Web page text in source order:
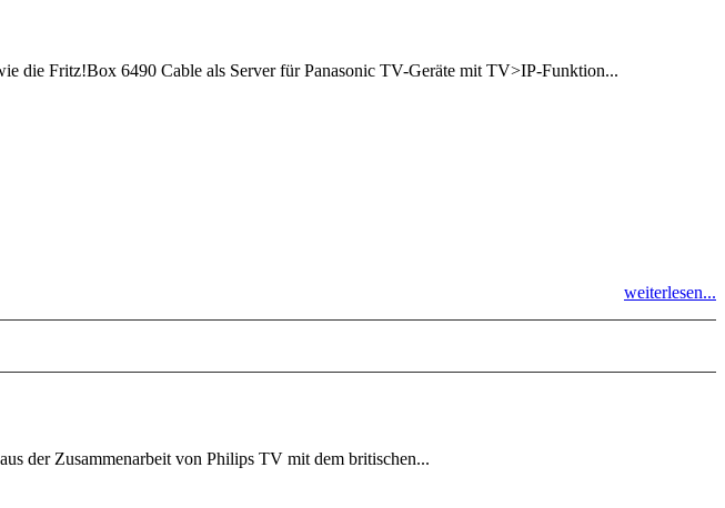
die Fritz!Box 6490 Cable als Server für Panasonic TV-Geräte mit TV>IP-Funktion...
weiterlesen...
der Zusammenarbeit von Philips TV mit dem britischen...